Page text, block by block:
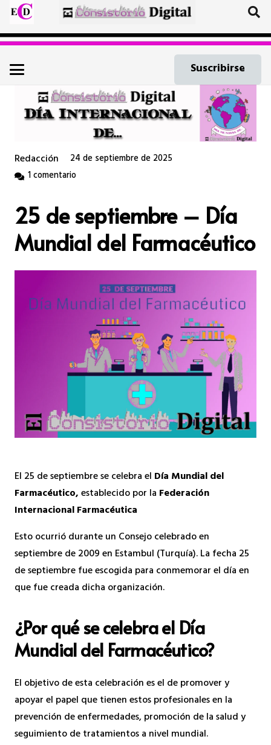
Suscribirse
Redacción
24 de septiembre de 2025
1comentario
25 de septiembre – Día
Mundial del Farmacéutico
El 25 de septiembre se celebra el Día Mundial del
Farmacéutico,establecido por la Federación
Internacional Farmacéutica
Esto ocurrió durante un Consejo celebrado en
septiembre de 2009 en Estambul (Turquía). La fecha 25
de septiembre fue escogida para conmemorar el día en
que fue creada dicha organización.
¿Por qué se celebra el Día
Mundial del Farmacéutico?
El objetivo de esta celebración es el de promover y
apoyar el papel que tienen estos profesionales en la
prevención de enfermedades, promoción de la salud y
seguimiento de tratamientos a nivel mundial.